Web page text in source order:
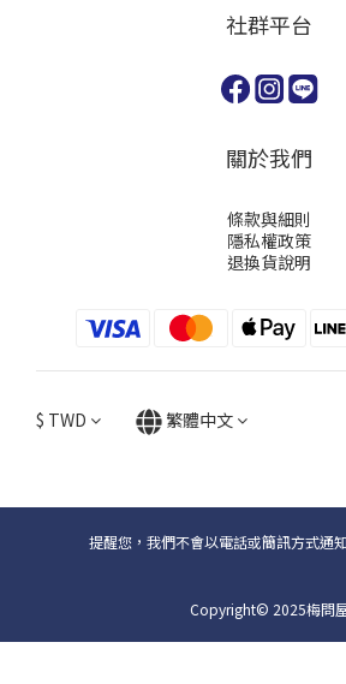
社群平台
關於我們
條款與細則
隱私權政策
退換貨說明
$ TWD 繁體中文
提醒您，我們不會以電話或簡訊方式通
Copyright© 2025梅問